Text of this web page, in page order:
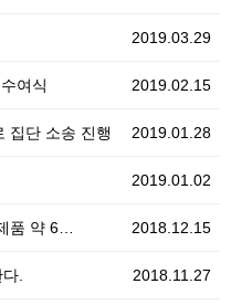
2019.03.29
2019.02.15
여식
2019.01.28
집단 소송 진행
2019.01.02
2018.12.15
품 약 6…
2018.11.27
.